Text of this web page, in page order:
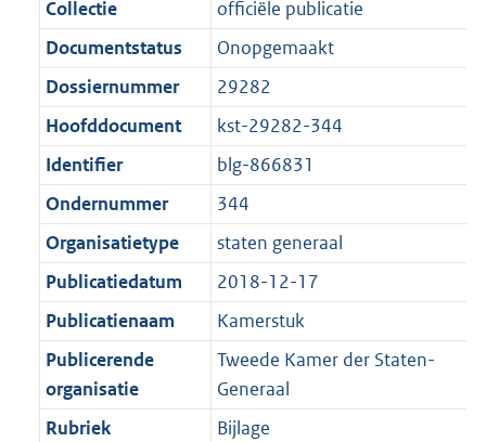
c
t
i
e
n
f
o
r
m
a
a
t
t
:
4
,
1
M
b
d
s
r
o
o
t
e
:
1
K
b
n
d
g
r
o
t
t
e
:
1
K
b
Collectie
officiële publicatie
Documentstatus
Onopgemaakt
Dossiernummer
29282
Hoofddocument
kst-29282-344
Identifier
blg-866831
Ondernummer
344
Organisatietype
staten generaal
Publicatiedatum
2018-12-17
Publicatienaam
Kamerstuk
Publicerende
organisatie
Tweede Kamer der Staten-
Generaal
Rubriek
Bijlage